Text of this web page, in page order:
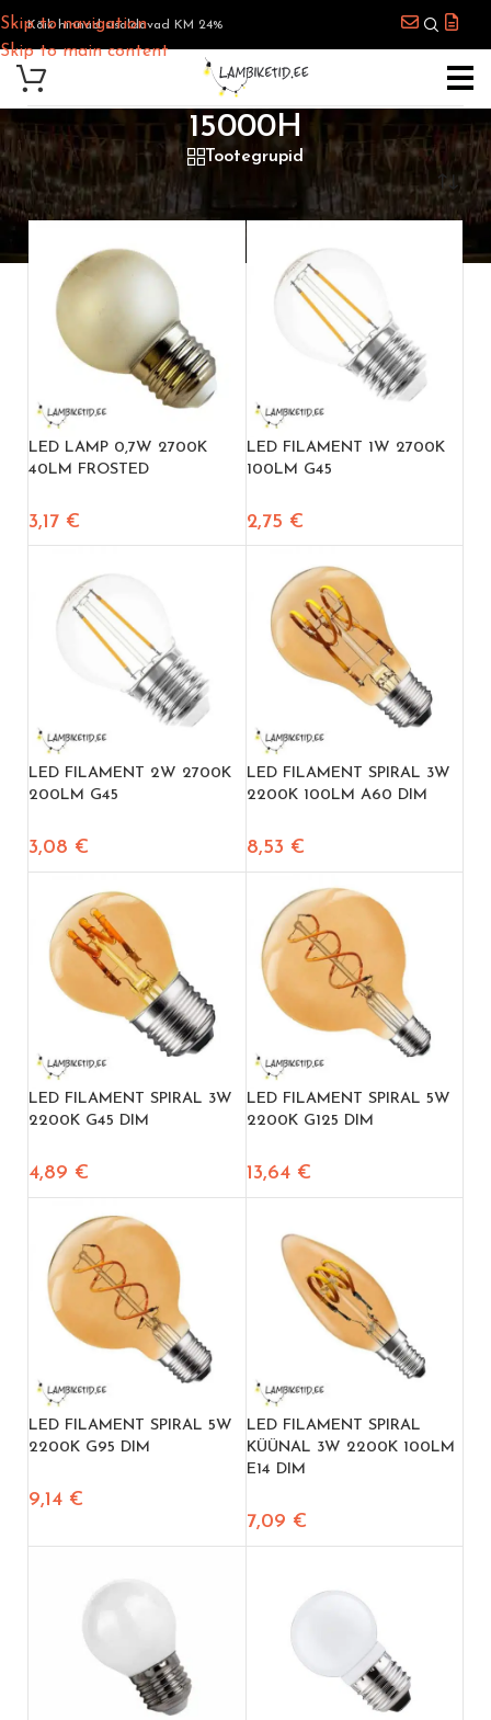
Skip to navigation
Skip to main content
Kõik hinnad sisaldavad KM 24%
15000H
Tootegrupid
Esileht
Toote Keskmine eluiga 15000h
LED LAMP 0,7W 2700K
40LM FROSTED
3,17 €
LED FILAMENT 1W 2700K
100LM G45
2,75 €
LED FILAMENT 2W 2700K
200LM G45
3,08 €
LED FILAMENT SPIRAL 3W
2200K 100LM A60 DIM
8,53 €
LED FILAMENT SPIRAL 3W
2200K G45 DIM
4,89 €
LED FILAMENT SPIRAL 5W
2200K G125 DIM
13,64 €
LED FILAMENT SPIRAL 5W
2200K G95 DIM
9,14 €
LED FILAMENT SPIRAL
KÜÜNAL 3W 2200K 100LM
E14 DIM
7,09 €